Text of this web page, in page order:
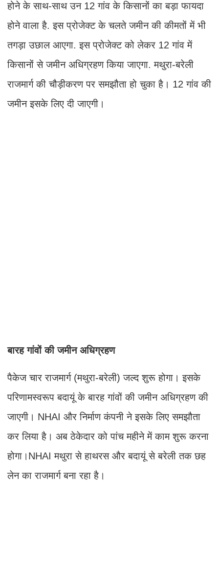
होने के साथ-साथ उन 12 गांव के किसानों का बड़ा फायदा
होने वाला है. इस प्रोजेक्ट के चलते जमीन की कीमतों में भी
तगड़ा उछाल आएगा. इस प्रोजेक्ट को लेकर 12 गांव में
किसानों से जमीन अधिग्रहण किया जाएगा. मथुरा-बरेली
राजमार्ग की चौड़ीकरण पर समझौता हो चुका है। 12 गांव की
जमीन इसके लिए दी जाएगी।
बारह गांवों की जमीन अधिग्रहण
पैकेज चार राजमार्ग (मथुरा-बरेली) जल्द शुरू होगा। इसके
परिणामस्वरूप बदायूं के बारह गांवों की जमीन अधिग्रहण की
जाएगी। NHAI और निर्माण कंपनी ने इसके लिए समझौता
कर लिया है। अब ठेकेदार को पांच महीने में काम शुरू करना
होगा।NHAI मथुरा से हाथरस और बदायूं से बरेली तक छह
लेन का राजमार्ग बना रहा है।